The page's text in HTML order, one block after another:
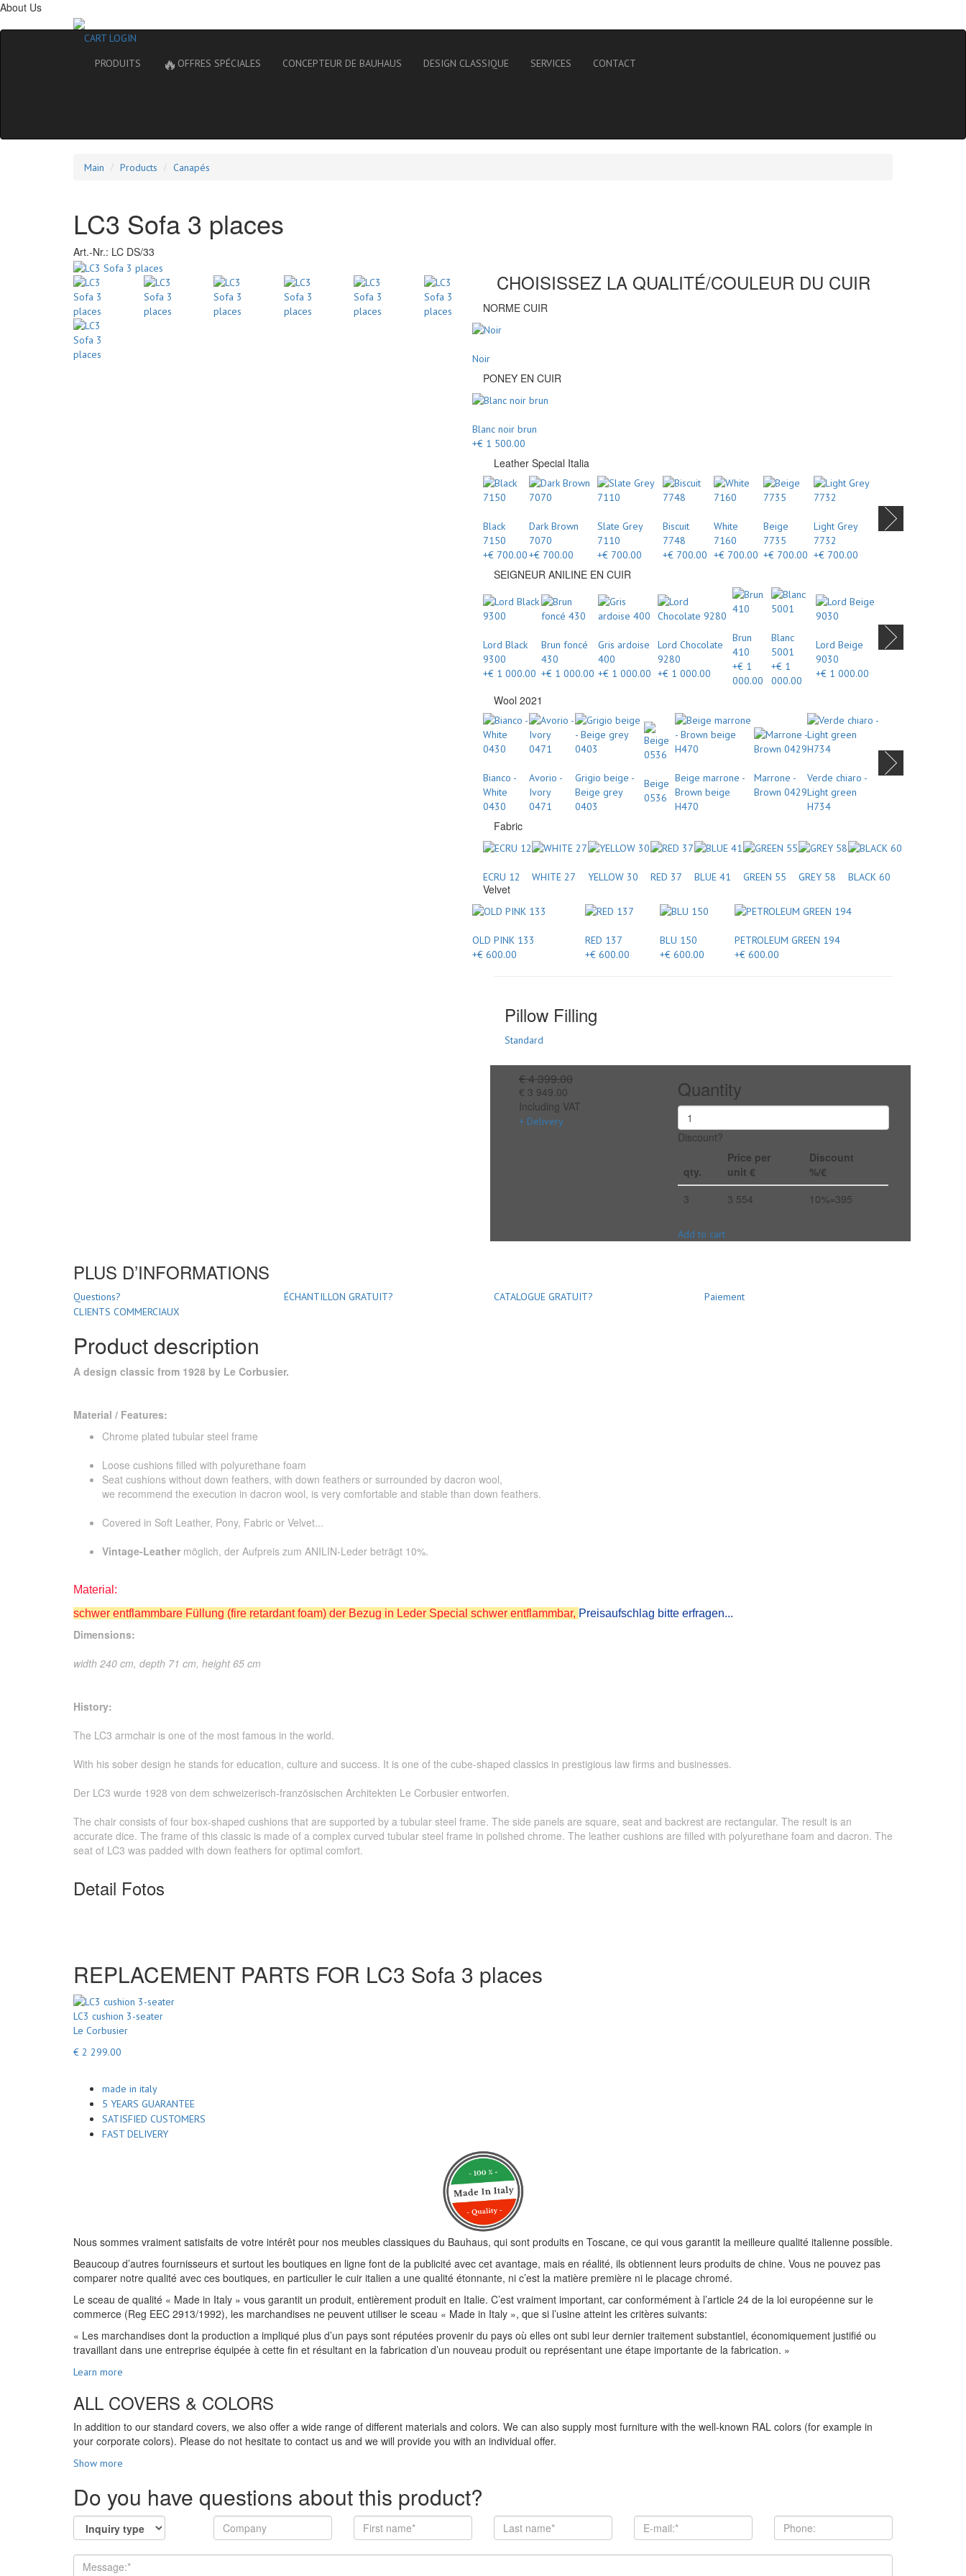
About Us
CART LOGIN
PRODUITS
🔥 OFFRES SPÉCIALES CONCEPTEUR DE BAUHAUS DESIGN CLASSIQUE SERVICES CONTACT
Main Products Canapés
LC3 Sofa 3 places
Art.-Nr.: LC DS/33
CHOISISSEZ LA QUALITÉ/COULEUR DU CUIR
NORME CUIR
Noir
PONEY EN CUIR
Blanc noir brun
+€ 1 500.00
Leather Special Italia
Black
7150
+€ 700.00
Dark Brown
7070
+€ 700.00
Slate Grey
7110
+€ 700.00
Biscuit
7748
+€ 700.00
White
7160
+€ 700.00
Beige
7735
+€ 700.00
Light Grey
7732
+€ 700.00
SEIGNEUR ANILINE EN CUIR
Lord Black
9300
+€ 1 000.00
Brun foncé
430
+€ 1 000.00
Gris ardoise
400
+€ 1 000.00
Lord Chocolate
9280
+€ 1 000.00
Brun
410
+€ 1
000.00
Blanc
5001
+€ 1
000.00
Lord Beige
9030
+€ 1 000.00
Wool 2021
Bianco -
White
0430
Avorio -
Ivory
0471
Grigio beige -
Beige grey
0403
Beige
0536
Beige marrone -
Brown beige
H470
Marrone -
Brown 0429
Verde chiaro -
Light green
H734
Fabric
ECRU 12 WHITE 27 YELLOW 30 RED 37 BLUE 41 GREEN 55 GREY 58 BLACK 60
Velvet
OLD PINK 133
+€ 600.00
RED 137
+€ 600.00
BLU 150
+€ 600.00
PETROLEUM GREEN 194
+€ 600.00
Pillow Filling
Standard
€ 4 399.00
€ 3 949.00
Including VAT
+ Delivery
Quantity
Discount?
qty.
Price per
unit €
Discount
%/€
3
3 554 10%=395
Add to cart
PLUS D’INFORMATIONS
Questions? ÉCHANTILLON GRATUIT? CATALOGUE GRATUIT?
Paiement
CLIENTS COMMERCIAUX
Product description
A design classic from 1928 by Le Corbusier.
Material / Features:
Chrome plated tubular steel frame
Loose cushions filled with polyurethane foam
Seat cushions without down feathers, with down feathers or surrounded by dacron wool,
we recommend the execution in dacron wool, is very comfortable and stable than down feathers.
Covered in Soft Leather, Pony, Fabric or Velvet...
Vintage-Leather möglich, der Aufpreis zum ANILIN-Leder beträgt 10%.
Material:
schwer entflammbare Füllung (fire retardant foam) der Bezug in Leder Special schwer entflammbar, Preisaufschlag bitte erfragen...
Dimensions:
width 240 cm, depth 71 cm, height 65 cm
History:
The LC3 armchair is one of the most famous in the world.
With his sober design he stands for education, culture and success. It is one of the cube-shaped classics in prestigious law firms and businesses.
Der LC3 wurde 1928 von dem schweizerisch-französischen Architekten Le Corbusier entworfen.
The chair consists of four box-shaped cushions that are supported by a tubular steel frame. The side panels are square, seat and backrest are rectangular. The result is an
accurate dice. The frame of this classic is made of a complex curved tubular steel frame in polished chrome. The leather cushions are filled with polyurethane foam and dacron. The
seat of LC3 was padded with down feathers for optimal comfort.
Detail Fotos
REPLACEMENT PARTS FOR LC3 Sofa 3 places
LC3 cushion 3-seater
Le Corbusier
€ 2 299.00
made in italy
5 YEARS GUARANTEE
SATISFIED CUSTOMERS
FAST DELIVERY
Nous sommes vraiment satisfaits de votre intérêt pour nos meubles classiques du Bauhaus, qui sont produits en Toscane, ce qui vous garantit la meilleure qualité italienne possible.
Beaucoup d’autres fournisseurs et surtout les boutiques en ligne font de la publicité avec cet avantage, mais en réalité, ils obtiennent leurs produits de chine. Vous ne pouvez pas
comparer notre qualité avec ces boutiques, en particulier le cuir italien a une qualité étonnante, ni c’est la matière première ni le placage chromé.
Le sceau de qualité « Made in Italy » vous garantit un produit, entièrement produit en Italie. C’est vraiment important, car conformément à l’article 24 de la loi européenne sur le
commerce (Reg EEC 2913/1992), les marchandises ne peuvent utiliser le sceau « Made in Italy », que si l’usine atteint les critères suivants:
« Les marchandises dont la production a impliqué plus d’un pays sont réputées provenir du pays où elles ont subi leur dernier traitement substantiel, économiquement justifié ou
travaillant dans une entreprise équipée à cette fin et résultant en la fabrication d’un nouveau produit ou représentant une étape importante de la fabrication. »
Learn more
ALL COVERS & COLORS
In addition to our standard covers, we also offer a wide range of different materials and colors. We can also supply most furniture with the well-known RAL colors (for example in
your corporate colors). Please do not hesitate to contact us and we will provide you with an individual offer.
Show more
Do you have questions about this product?